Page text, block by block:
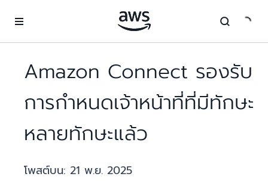
Amazon Connect รองรับ
การกำหนดเจ้าหน้าที่ที่มีทักษะ
หลายทักษะแล้ว
โพสต์บน: 21 พ.ย. 2025